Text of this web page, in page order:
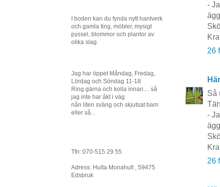
-
26
Så
-
26
I boden kan du fynda nytt hantverk
och gamla ting, möbler, mysigt
pyssel, blommor och plantor av
olika slag.
Jag har öppet Måndag, Fredag,
Lördag och Söndag 11-18
Ring gärna och kolla innan.... så
jag inte har åkt i väg
nån liten sväng och skjutsat barn
eller så...
Tfn: 070-515 29 55
Adress: Hulta Monahult , 59475
Edsbruk